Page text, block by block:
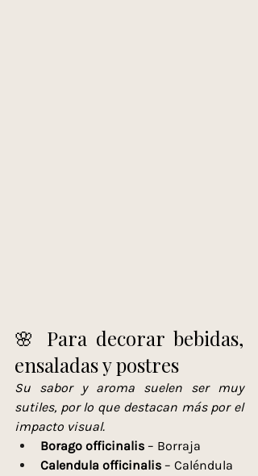
🌸 Para decorar bebidas,
ensaladas y postres
Su sabor y aroma suelen ser muy
sutiles, por lo que destacan más por el
impacto visual.
Borago officinalis – Borraja
Calendula officinalis – Caléndula